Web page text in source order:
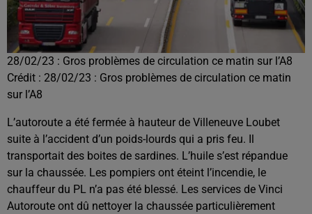
28/02/23 : Gros problèmes de circulation ce matin sur l’A8
Crédit : 28/02/23 : Gros problèmes de circulation ce matin
sur l’A8
L’autoroute a été fermée à hauteur de Villeneuve Loubet
suite à l’accident d’un poids-lourds qui a pris feu. Il
transportait des boites de sardines. L’huile s’est répandue
sur la chaussée. Les pompiers ont éteint l’incendie, le
chauffeur du PL n’a pas été blessé. Les services de Vinci
Autoroute ont dû nettoyer la chaussée particulièrement